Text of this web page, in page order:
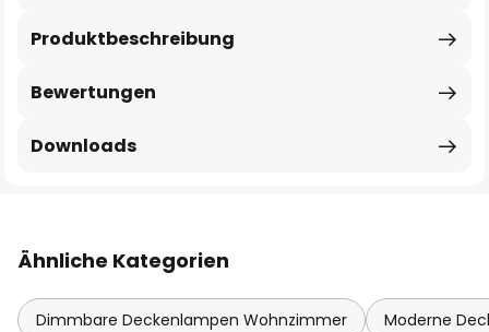
Produktbeschreibung
Bewertungen
Downloads
Ähnliche Kategorien
Dimmbare Deckenlampen Wohnzimmer Moderne